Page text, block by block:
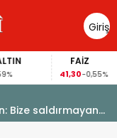
Giriş
Yap
FAİZ
41,30-0,55%